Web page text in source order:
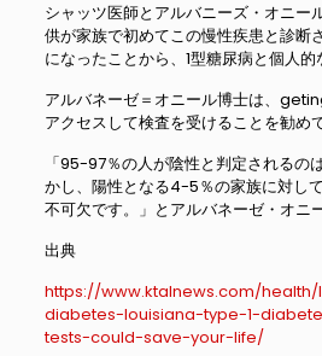
シャッツ医師とアルバニーズ・オニー
供が家族で初めてこの慢性疾患と診断
になったことから、1型糖尿病と個人的
アルバネーゼ＝オニール博士は、
アクセスして検査を受けることを勧め
「95-97％の人が陰性と判定されるの
かし、陽性となる4-5％の家族に対し
不可欠です。」とアルバネーゼ・オニ
出典
https://www.ktalnews.com/
diabetes-louisiana-type-1-
tests-could-save-your-life/